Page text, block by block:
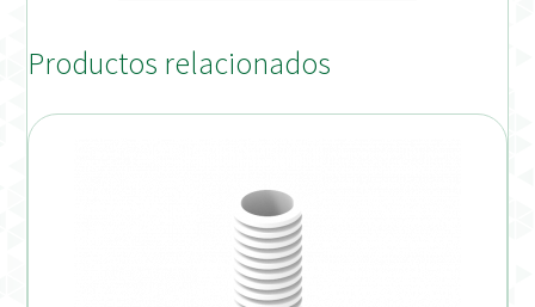
Productos relacionados